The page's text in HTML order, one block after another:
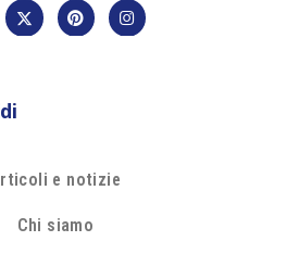
e notizie
Chi siamo